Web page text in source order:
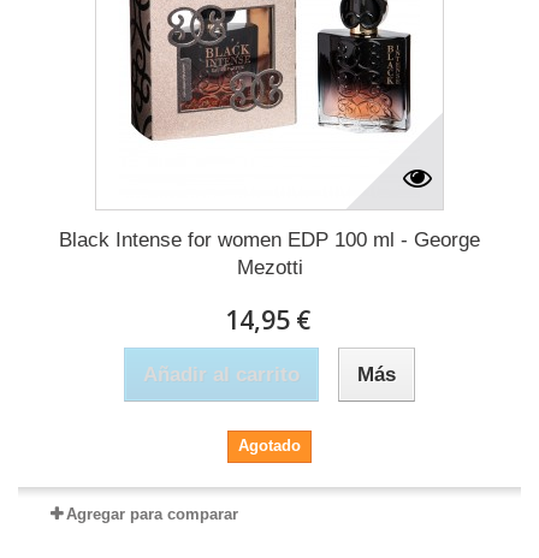
Black Intense for women EDP 100 ml - George
Mezotti
14,95 €
Añadir al carrito Más
Agotado
Agregar para comparar